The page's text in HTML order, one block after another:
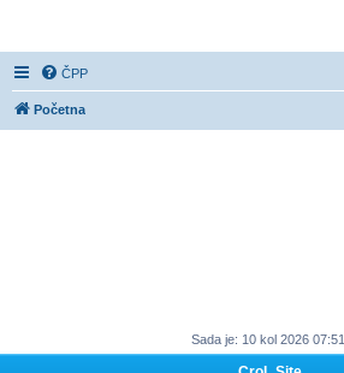
ČPP
Početna
Sada je: 10 kol 2026 07:51.